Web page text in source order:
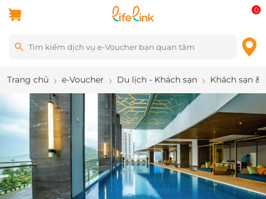
0
Trang chủ e-Voucher Du lịch - Khách sạn Khách sạn &